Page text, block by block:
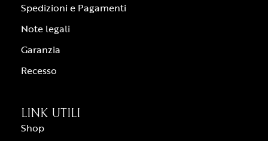
Spedizioni e Pagamenti
Note legali
Garanzia
Recesso
LINK UTILI
Shop